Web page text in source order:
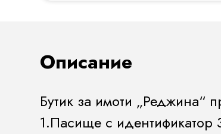
Описание
Бутик за имоти „Реджина“
1.Пасище с идентификатор